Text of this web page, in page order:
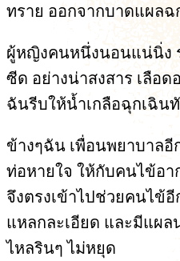
ทราย ออกจากบาดแผล
ผู้หญิงคนหนึ่งนอนแน่นิ่ง
ซีด อย่างน่าสงสาร เลือด
ฉันรีบให้น้ำเกลือฉุกเฉิ
ข้างๆฉัน เพื่อนพยาบาล
ท่อหายใจ ให้กับคนไข้อ
จึงตรงเข้าไปช่วยคนไข้
แหลกละเอียด และมีแผล
ไหลรินๆ ไม่หยุด